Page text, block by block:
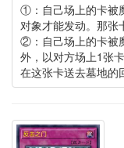
①：自己场上的卡被
对象才能发动。那张
②：自己场上的卡被
外，以对方场上1张
在这张卡送去墓地的